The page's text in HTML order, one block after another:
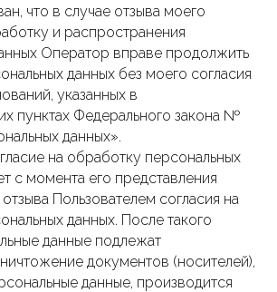
что в случае отзыва моего
и распространения
Оператор вправе продолжить
данных без моего согласия
указанных в
пунктах Федерального закона №
данных».
на обработку персональных
с момента его представления
Пользователем согласия на
данных. После такого
данные подлежат
документов (носителей),
данные, производится